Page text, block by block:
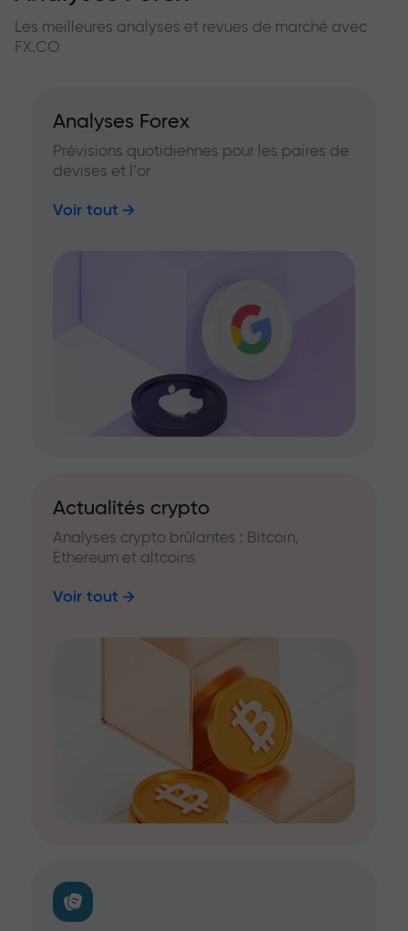
Les meilleures analyses et revues de marché avec
FX.CO
Analyses Forex
Prévisions quotidiennes pour les paires de
devises et l’or
Voir tout
Actualités crypto
Analyses crypto brûlantes : Bitcoin,
Ethereum et altcoins
Voir tout